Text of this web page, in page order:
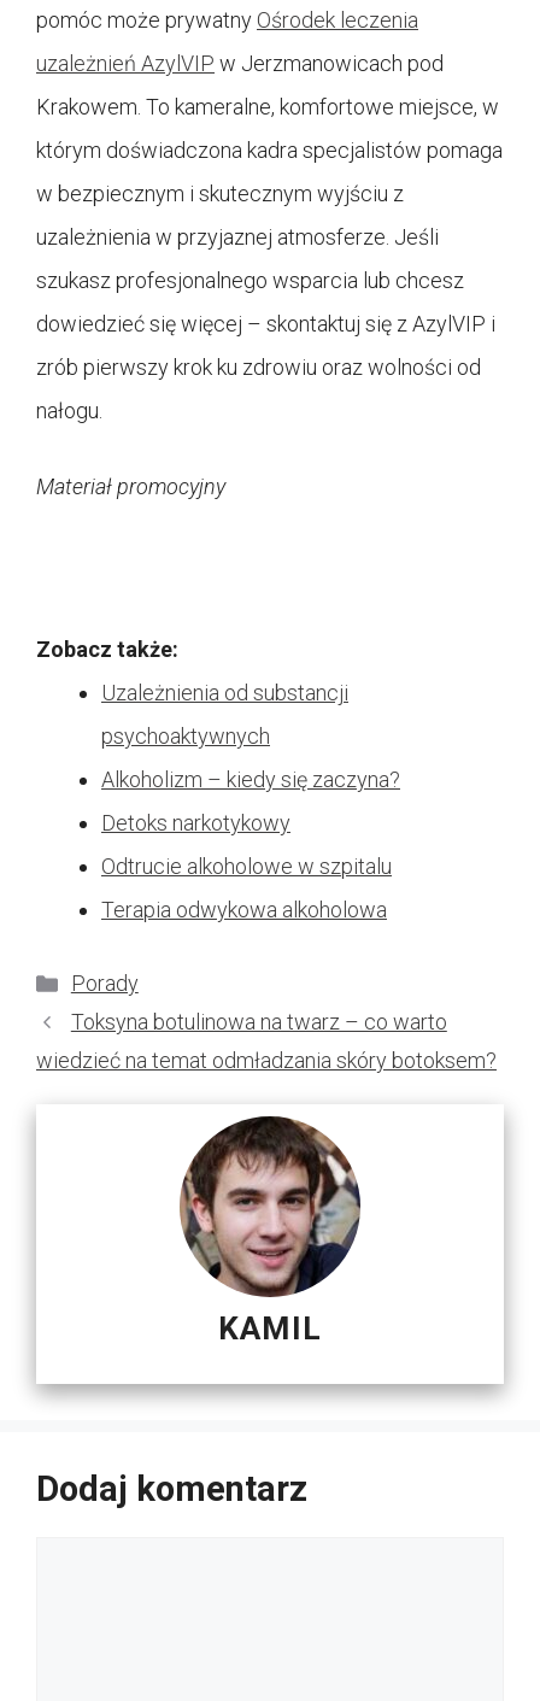
pomóc może prywatny Ośrodek leczenia
uzależnień AzylVIP w Jerzmanowicach pod
Krakowem. To kameralne, komfortowe miejsce, w
którym doświadczona kadra specjalistów pomaga
w bezpiecznym i skutecznym wyjściu z
uzależnienia w przyjaznej atmosferze. Jeśli
szukasz profesjonalnego wsparcia lub chcesz
dowiedzieć się więcej – skontaktuj się z AzylVIP i
zrób pierwszy krok ku zdrowiu oraz wolności od
nałogu.
Materiał promocyjny
Zobacz także:
Uzależnienia od substancji
psychoaktywnych
Alkoholizm – kiedy się zaczyna?
Detoks narkotykowy
Odtrucie alkoholowe w szpitalu
Terapia odwykowa alkoholowa
Kategorie
Porady
Toksyna botulinowa na twarz – co warto
wiedzieć na temat odmładzania skóry botoksem?
KAMIL
Dodaj komentarz